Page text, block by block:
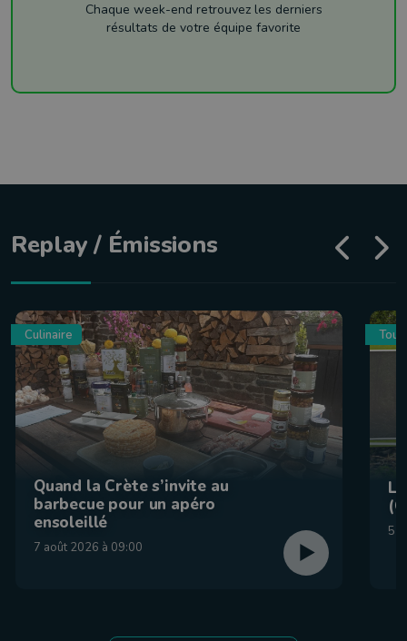
Chaque week-end retrouvez les derniers
résultats de votre équipe favorite
Replay / Émissions
Culinaire
Quand la Crète s’invite au
barbecue pour un apéro
ensoleillé
7 août 2026 à 09:00
5